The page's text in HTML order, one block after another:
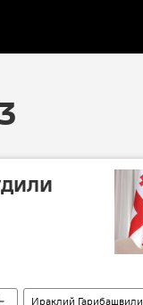
Ираклий Гарибашвили